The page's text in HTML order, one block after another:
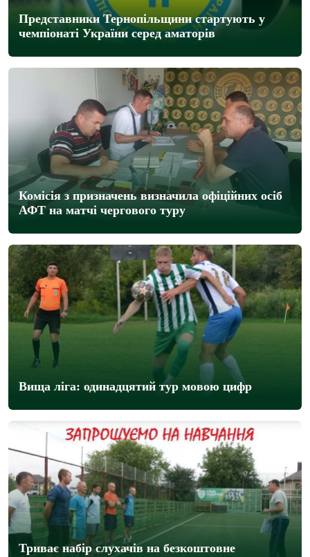
Представники Тернопільщини стартують у
чемпіонаті України серед аматорів
Комісія з призначень визначила офіційних осіб
АФТ на матчі чергового туру
Вища ліга: одинадцятий тур мовою цифр
Триває набір слухачів на безкоштовне